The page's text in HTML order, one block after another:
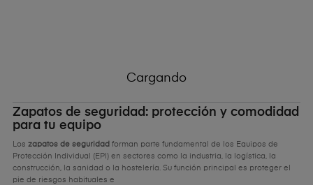
Cargando
Zapatos de seguridad: protección y comodidad
para tu equipo
Los zapatos de seguridad forman parte fundamental de los Equipos de
Protección Individual (EPI) en sectores como la industria, la logística, la
construcción, la sanidad o la hostelería. Su función principal es proteger el
pie de riesgos habituales e